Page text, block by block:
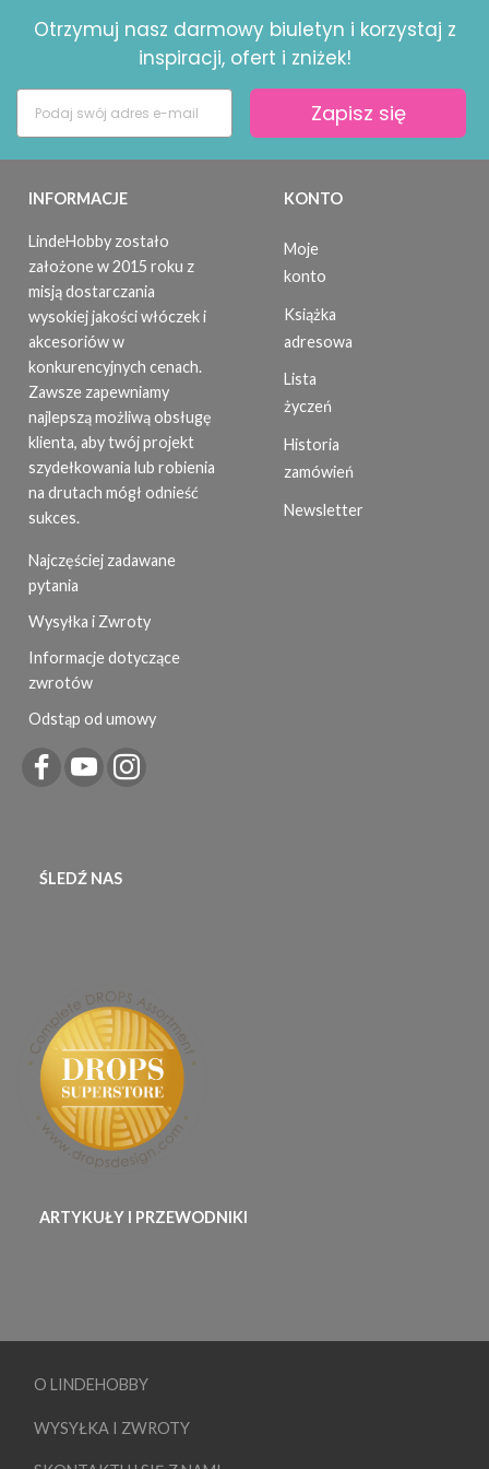
Otrzymuj nasz darmowy biuletyn i korzystaj z
inspiracji, ofert i zniżek!
Zapisz się
INFORMACJE
LindeHobby zostało
założone w 2015 roku z
misją dostarczania
wysokiej jakości włóczek i
akcesoriów w
konkurencyjnych cenach.
Zawsze zapewniamy
najlepszą możliwą obsługę
klienta, aby twój projekt
szydełkowania lub robienia
na drutach mógł odnieść
sukces.
Najczęściej zadawane
pytania
Wysyłka i Zwroty
Informacje dotyczące
zwrotów
Odstąp od umowy
KONTO
Moje
konto
Książka
adresowa
Lista
życzeń
Historia
zamówień
Newsletter
ŚLEDŹ NAS
ARTYKUŁY I PRZEWODNIKI
O LINDEHOBBY
WYSYŁKA I ZWROTY